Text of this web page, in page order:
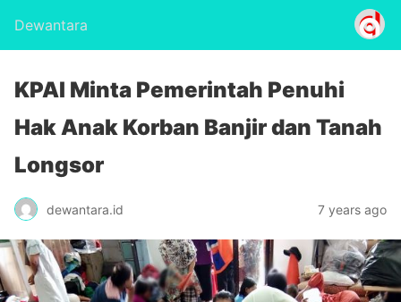
Dewantara
KPAI Minta Pemerintah Penuhi
Hak Anak Korban Banjir dan Tanah
Longsor
dewantara.id 7 years ago